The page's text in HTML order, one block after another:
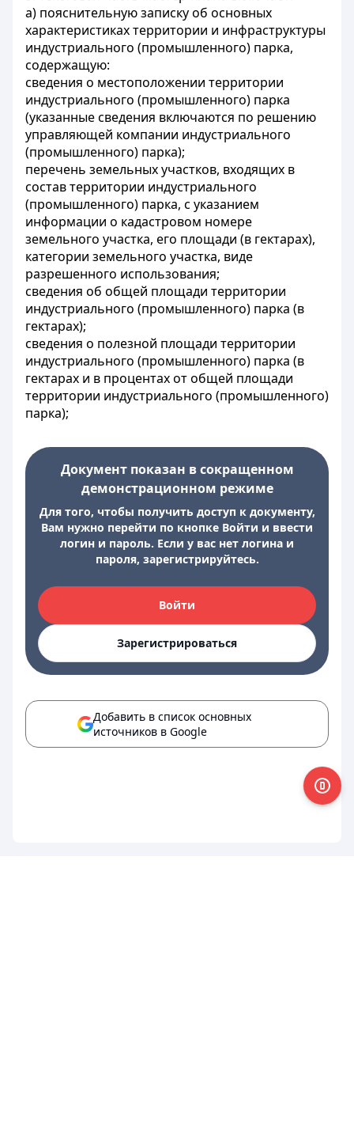
а) пояснительную записку об основных
характеристиках территории и инфраструктуры
индустриального (промышленного) парка,
содержащую:
сведения о местоположении территории
индустриального (промышленного) парка
(указанные сведения включаются по решению
управляющей компании индустриального
(промышленного) парка);
перечень земельных участков, входящих в
состав территории индустриального
(промышленного) парка, с указанием
информации о кадастровом номере
земельного участка, его площади (в гектарах),
категории земельного участка, виде
разрешенного использования;
сведения об общей площади территории
индустриального (промышленного) парка (в
гектарах);
сведения о полезной площади территории
индустриального (промышленного) парка (в
гектарах и в процентах от общей площади
территории индустриального (промышленного)
парка);
Документ показан в сокращенном
демонстрационном режиме
Для того, чтобы получить доступ к документу,
Вам нужно перейти по кнопке Войти и ввести
логин и пароль. Если у вас нет логина и
пароля, зарегистрируйтесь.
Войти
Зарегистрироваться
Добавить в список основных
источников в Google